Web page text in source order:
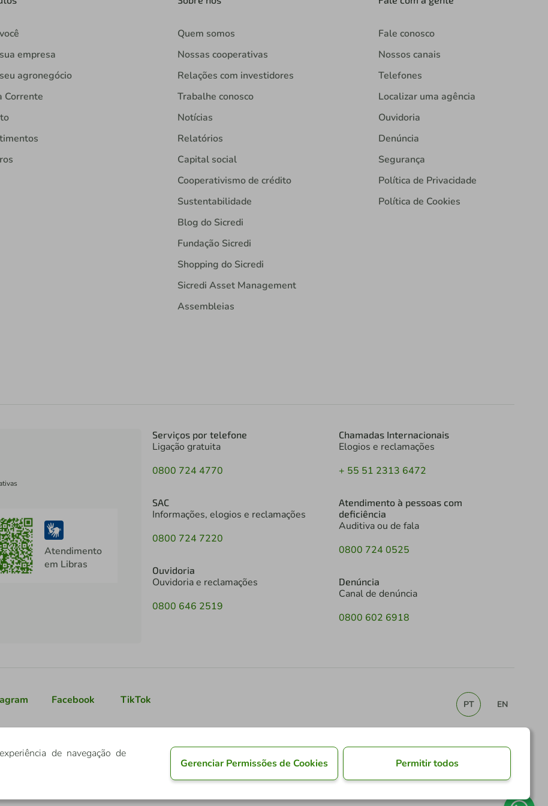
empresa
agronegócio
Corrente
Quem somos
Nossas cooperativas
Relações com investidores
Trabalhe conosco
Notícias
Relatórios
Capital social
Cooperativismo de crédito
Sustentabilidade
Blog do Sicredi
Fundação Sicredi
Shopping do Sicredi
Sicredi Asset Management
Assembleias
Fale conosco
Nossos canais
Telefones
Localizar uma agência
Ouvidoria
Denúncia
Segurança
Política de Privacidade
Política de Cookies
Atendimento
em Libras
Serviços por telefone
Ligação gratuita
0800 724 4770
SAC
Informações, elogios e reclamações
0800 724 7220
Ouvidoria
Ouvidoria e reclamações
0800 646 2519
Chamadas Internacionais
Elogios e reclamações
+ 55 51 2313 6472
Atendimento à pessoas com
deficiência
Auditiva ou de fala
0800 724 0525
Denúncia
Canal de denúncia
0800 602 6918
Facebook TikTok PT EN
de navegação de
Gerenciar Permissões de Cookies Permitir todos